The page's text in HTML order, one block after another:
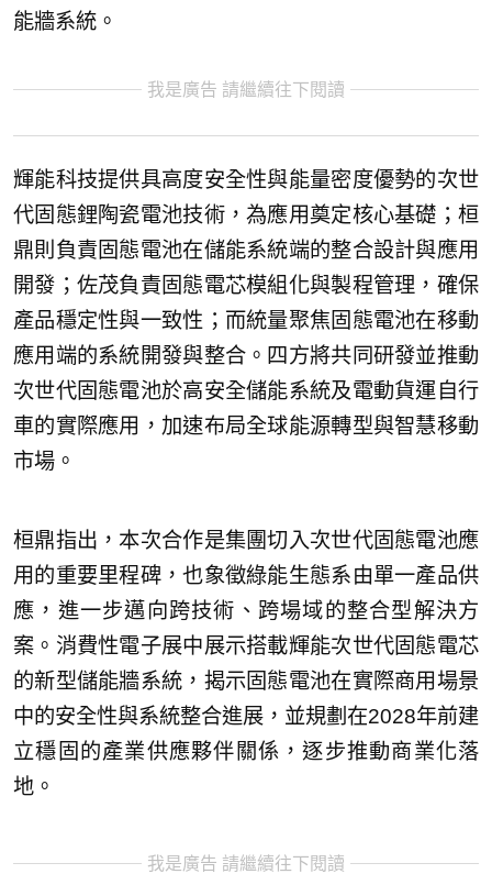
能牆系統。
我是廣告 請繼續往下閱讀
輝能科技提供具高度安全性與能量密度優勢的次世
代固態鋰陶瓷電池技術，為應用奠定核心基礎；桓
鼎則負責固態電池在儲能系統端的整合設計與應用
開發；佐茂負責固態電芯模組化與製程管理，確保
產品穩定性與一致性；而統量聚焦固態電池在移動
應用端的系統開發與整合。四方將共同研發並推動
次世代固態電池於高安全儲能系統及電動貨運自行
車的實際應用，加速布局全球能源轉型與智慧移動
市場。
桓鼎指出，本次合作是集團切入次世代固態電池應
用的重要里程碑，也象徵綠能生態系由單一產品供
應，進一步邁向跨技術、跨場域的整合型解決方
案。消費性電子展中展示搭載輝能次世代固態電芯
的新型儲能牆系統，揭示固態電池在實際商用場景
中的安全性與系統整合進展，並規劃在2028年前建
立穩固的產業供應夥伴關係，逐步推動商業化落
地。
我是廣告 請繼續往下閱讀